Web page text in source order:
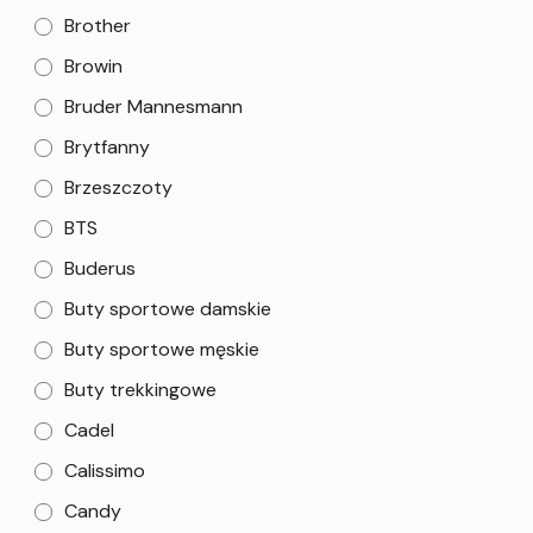
Brother
Browin
Bruder Mannesmann
Brytfanny
Brzeszczoty
BTS
Buderus
Buty sportowe damskie
Buty sportowe męskie
Buty trekkingowe
Cadel
Calissimo
Candy